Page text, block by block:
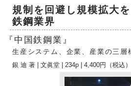
規制を回避し規模拡大
鉄鋼業界
『中国鉄鋼業』
生産システム、企業、産業の三層
銀 迪 著 | 文眞堂 | 234p | 4,400円（税込）